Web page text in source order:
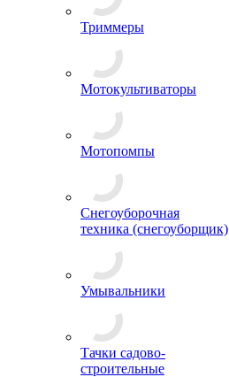
Триммеры
Мотокультиваторы
Мотопомпы
Снегоуборочная
техника (снегоуборщик)
Умывальники
Тачки садово-
строительные